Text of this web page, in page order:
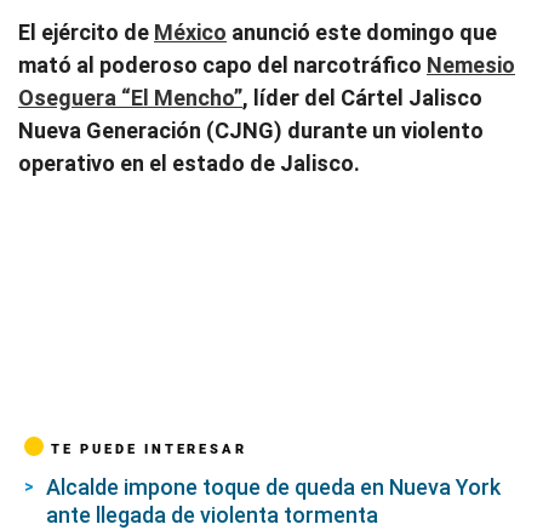
El ejército de México anunció este domingo que
mató al poderoso capo del narcotráfico Nemesio
Oseguera “El Mencho”, líder del Cártel Jalisco
Nueva Generación (CJNG) durante un violento
operativo en el estado de Jalisco.
TE PUEDE INTERESAR
Alcalde impone toque de queda en Nueva York
ante llegada de violenta tormenta